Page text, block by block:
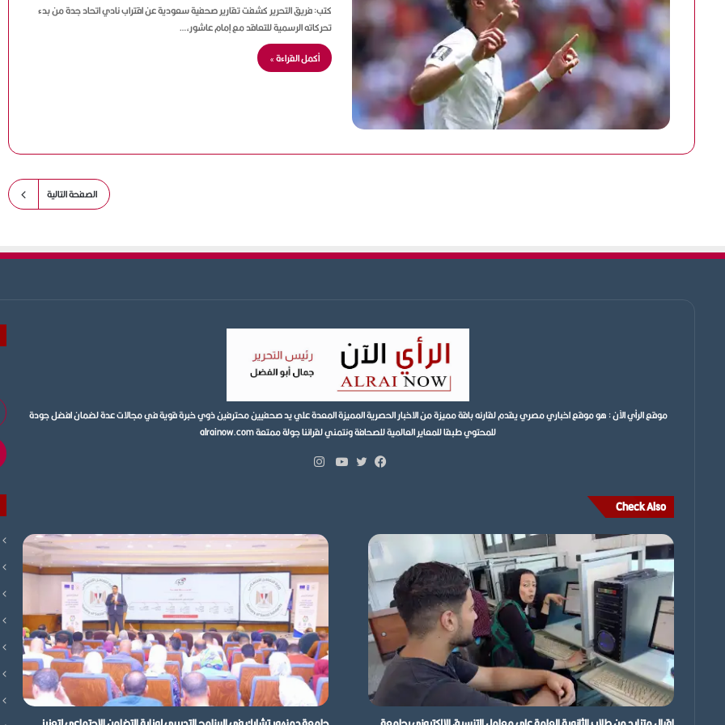
كتب: فريق التحرير كشفت تقارير صحفية سعودية عن اقتراب نادي اتحاد جدة من بدء
تحركاته الرسمية للتعاقد مع إمام عاشور،…
أكمل القراءة »
الصفحة التالية
موقع الرأي الآن : هو موقع اخباري مصري يقدم لقارئه باقة مميزة من الاخبار الحصرية المميزة المعدة علي يد صحفيين محترفين ذوي خبرة قوية في مجالات عدة لضمان افضل جودة
للمحتوي طبقا للمعاير العالمية للصحافة ونتمني لقرائنا جولة ممتعة alrainow.com
Check Also